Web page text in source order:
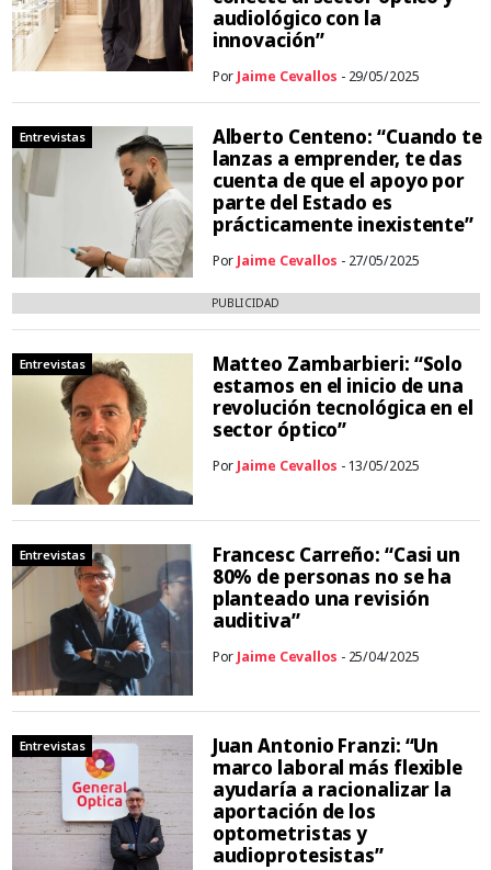
audiológico con la
innovación”
Por Jaime Cevallos - 29/05/2025
Entrevistas
Alberto Centeno: “Cuando te
lanzas a emprender, te das
cuenta de que el apoyo por
parte del Estado es
prácticamente inexistente”
Por Jaime Cevallos - 27/05/2025
PUBLICIDAD
Entrevistas
Matteo Zambarbieri: “Solo
estamos en el inicio de una
revolución tecnológica en el
sector óptico”
Por Jaime Cevallos - 13/05/2025
Entrevistas
Francesc Carreño: “Casi un
80% de personas no se ha
planteado una revisión
auditiva”
Por Jaime Cevallos - 25/04/2025
Entrevistas
Juan Antonio Franzi: “Un
marco laboral más flexible
ayudaría a racionalizar la
aportación de los
optometristas y
audioprotesistas”